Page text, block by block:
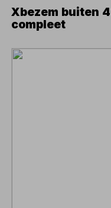
Xbezem buiten
compleet